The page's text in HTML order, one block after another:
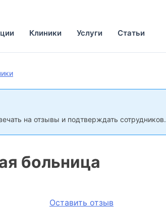
Клиники Услуги Статьи
на отзывы и подтверждать сотрудников.
больница
Оставить отзыв